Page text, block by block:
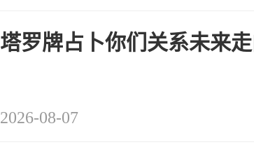
塔罗牌占卜你们关系未来
2026-08-07